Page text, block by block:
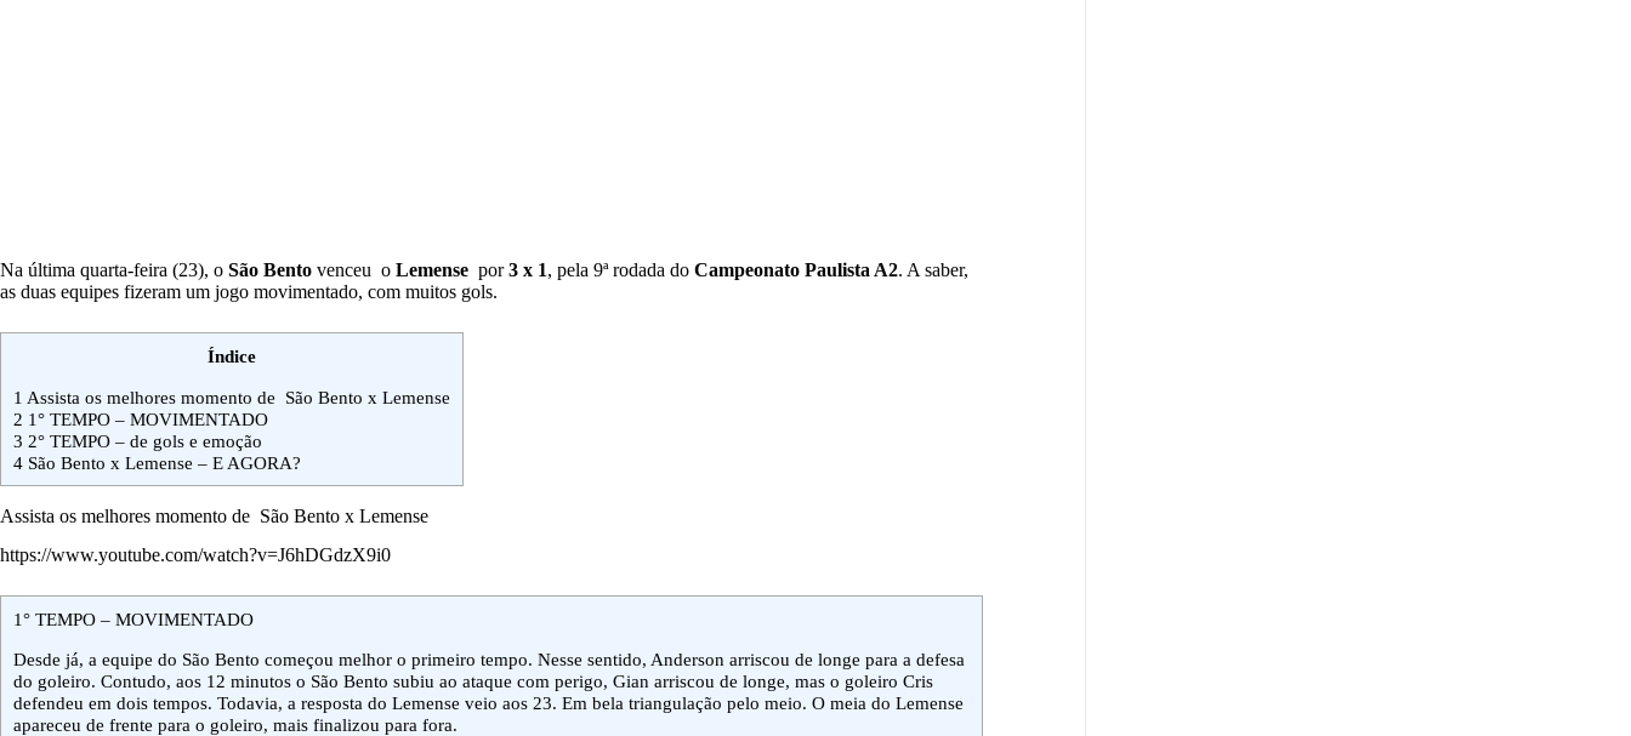
Na última quarta-feira (23), o São Bento venceu o Lemense por3 x 1, pela 9ª rodada do Campeonato Paulista A2. A saber,
as duas equipes fizeram um jogo movimentado, com muitos gols.
Índice
1 Assista os melhores momento de São Bento x Lemense
2 1° TEMPO – MOVIMENTADO
3 2° TEMPO – de gols e emoção
4 São Bento x Lemense – E AGORA?
Assista os melhores momento de São Bento x Lemense
https://www.youtube.com/watch?v=J6hDGdzX9i0
1° TEMPO – MOVIMENTADO
Desde já, a equipe do São Bento começou melhor o primeiro tempo. Nesse sentido, Anderson arriscou de longe para a defesa
do goleiro. Contudo, aos 12 minutos o São Bento subiu ao ataque com perigo, Gian arriscou de longe, mas o goleiro Cris
defendeu em dois tempos. Todavia, a resposta do Lemense veio aos 23. Em bela triangulação pelo meio. O meia do Lemense
apareceu de frente para o goleiro, mais finalizou para fora.